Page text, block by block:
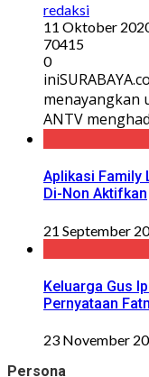
redaksi
11 Oktober
70415
0
menayangkan
ANTV
Aplikasi Family
Di-Non Aktifkan
21 September
Keluarga Gus
Pernyataan
23 November
Persona